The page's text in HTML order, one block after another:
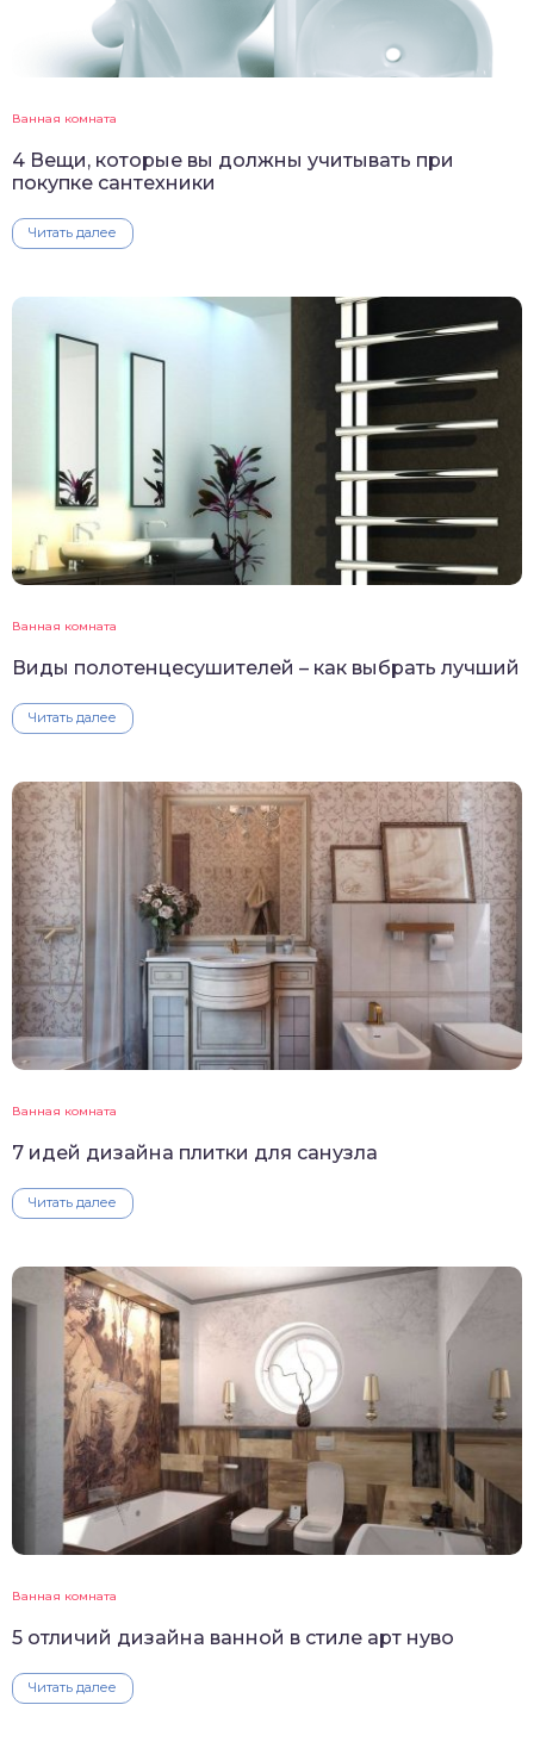
Ванная комната
4 Вещи, которые вы должны учитывать при
покупке сантехники
Читать далее
Ванная комната
Виды полотенцесушителей – как выбрать лучший
Читать далее
Ванная комната
7 идей дизайна плитки для санузла
Читать далее
Ванная комната
5 отличий дизайна ванной в стиле арт нуво
Читать далее